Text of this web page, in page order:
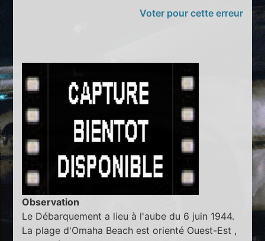
Voter pour cette erreur
Observation
Le Débarquement a lieu à l'aube du 6 juin 1944.
La plage d'Omaha Beach est orienté Ouest-Est ,